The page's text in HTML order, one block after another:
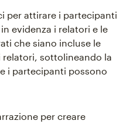
per attirare i partecipanti
evidenza i relatori e le
che siano incluse le
sottolineando la
i partecipanti possono
per creare